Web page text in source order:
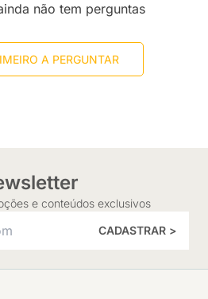
não tem perguntas
A PERGUNTAR
e conteúdos exclusivos
CADASTRAR >